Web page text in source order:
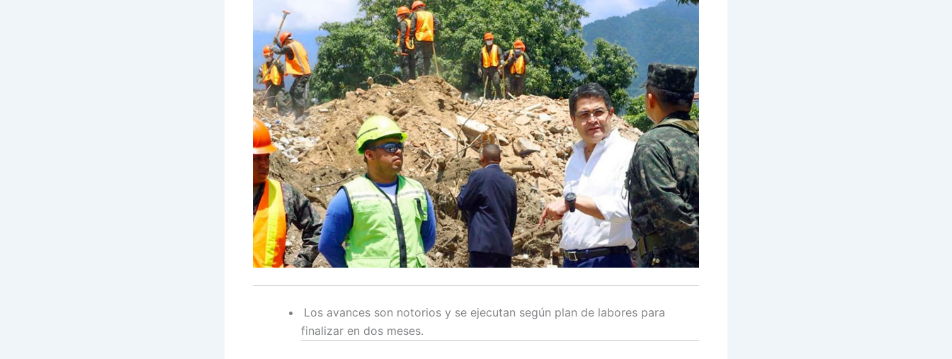
Los avances son notorios y se ejecutan según plan de labores para
finalizar en dos meses.